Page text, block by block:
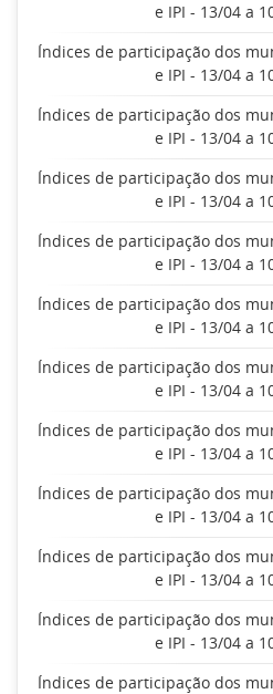
e IPI - 13/04 a
Índices de participação dos
e IPI - 13/04 a
Índices de participação dos
e IPI - 13/04 a
Índices de participação dos
e IPI - 13/04 a
Índices de participação dos
e IPI - 13/04 a
Índices de participação dos
e IPI - 13/04 a
Índices de participação dos
e IPI - 13/04 a
Índices de participação dos
e IPI - 13/04 a
Índices de participação dos
e IPI - 13/04 a
Índices de participação dos
e IPI - 13/04 a
Índices de participação dos
e IPI - 13/04 a
Índices de participação dos